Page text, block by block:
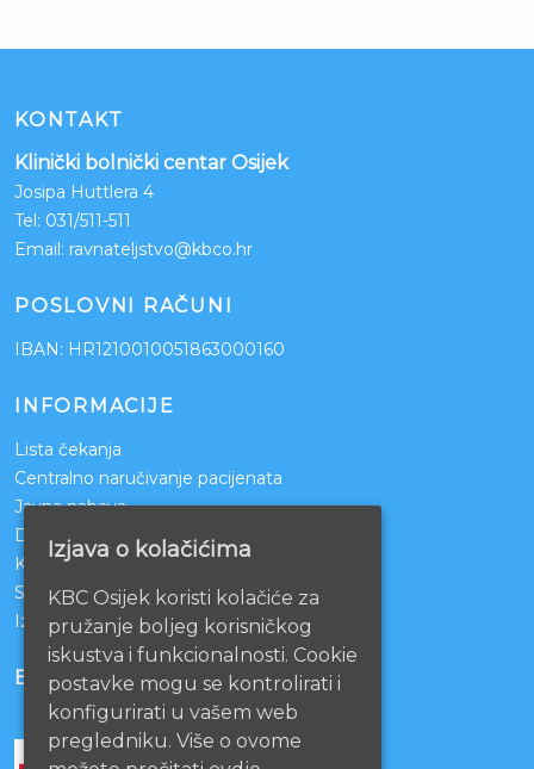
KONTAKT
Klinički bolnički centar Osijek
Josipa Huttlera 4
Tel: 031/511-511
Email: ravnateljstvo@kbco.hr
POSLOVNI RAČUNI
IBAN: HR1210010051863000160
INFORMACIJE
Lista čekanja
Centralno naručivanje pacijenata
Javna nabava
Darivanje krvi
KBCO Webmail
Sestrinstvo KBC Osijek
Izjava o pristupačnosti mrežnih stranica
BOLNICE PARTNERI
Izjava o kolačićima
KBC Osijek koristi kolačiće za
pružanje boljeg korisničkog
iskustva i funkcionalnosti. Cookie
postavke mogu se kontrolirati i
konfigurirati u vašem web
pregledniku. Više o ovome